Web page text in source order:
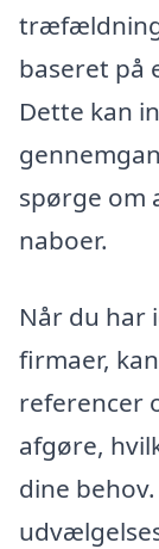
baseret på
Dette kan
spørge om
naboer.
Når du har
firmaer,
referencer
afgøre,
dine